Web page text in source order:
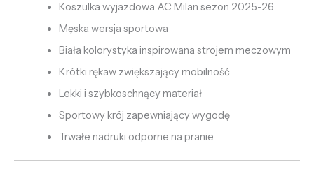
Koszulka wyjazdowa AC Milan sezon 2025-26
Męska wersja sportowa
Biała kolorystyka inspirowana strojem meczowym
Krótki rękaw zwiększający mobilność
Lekki i szybkoschnący materiał
Sportowy krój zapewniający wygodę
Trwałe nadruki odporne na pranie